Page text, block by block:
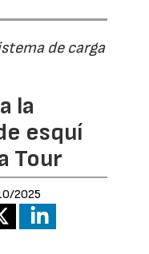
de carga
la
esquí
Tour
2025